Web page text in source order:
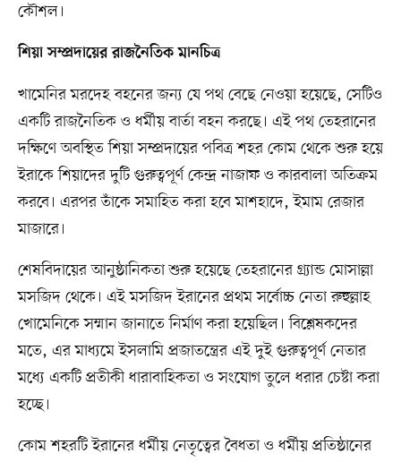
কৌশল।
শিয়া সম্প্রদায়ের রাজনৈতিক মানচিত্র
খামেনির মরদেহ বহনের জন্য যে পথ বেছে নেওয়া হয়েছে, সেটিও
একটি রাজনৈতিক ও ধর্মীয় বার্তা বহন করছে। এই পথ তেহরানের
দক্ষিণে অবস্থিত শিয়া সম্প্রদায়ের পবিত্র শহর কোম থেকে শুরু হয়ে
ইরাকে শিয়াদের দুটি গুরুত্বপূর্ণ কেন্দ্র নাজাফ ও কারবালা অতিক্রম
করবে। এরপর তাঁকে সমাহিত করা হবে মাশহাদে, ইমাম রেজার
মাজারে।
শেষবিদায়ের আনুষ্ঠানিকতা শুরু হয়েছে তেহরানের গ্র্যান্ড মোসাল্লা
মসজিদ থেকে। এই মসজিদ ইরানের প্রথম সর্বোচ্চ নেতা রুহুল্লাহ
খোমেনিকে সম্মান জানাতে নির্মাণ করা হয়েছিল। বিশ্লেষকদের
মতে, এর মাধ্যমে ইসলামি প্রজাতন্ত্রের এই দুই গুরুত্বপূর্ণ নেতার
মধ্যে একটি প্রতীকী ধারাবাহিকতা ও সংযোগ তুলে ধরার চেষ্টা করা
হচ্ছে।
কোম শহরটি ইরানের ধর্মীয় নেতৃত্বের বৈধতা ও ধর্মীয় প্রতিষ্ঠানের